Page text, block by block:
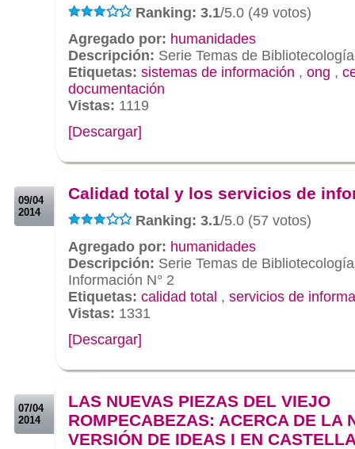
Ranking: 3.1/5.0 (49 votos)
Agregado por: humanidades
Descripción: Serie Temas de
Etiquetas: sistemas de información , ong ,
documentación
Vistas: 1119
[Descargar]
09/04
2014
Calidad total y los servicios de
Ranking: 3.1/5.0 (57 votos)
Agregado por: humanidades
Descripción: Serie Temas de
Información N° 2
Etiquetas: calidad total , servicios de
Vistas: 1331
[Descargar]
07/04
2014
LAS NUEVAS PIEZAS DEL VIEJO
ROMPECABEZAS: ACERCA DE LA
VERSIÓN DE IDEAS I EN